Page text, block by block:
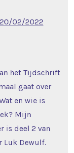
20/02/2022
het Tijdschrift
gaat over
en wie is
Mijn
is deel 2 van
Luk Dewulf.